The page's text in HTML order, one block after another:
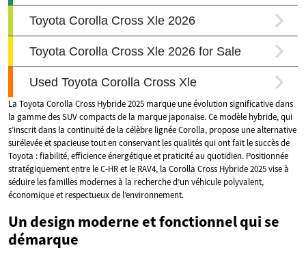
La Toyota Corolla Cross Hybride 2025 marque une évolution significative dans
la gamme des SUV compacts de la marque japonaise. Ce modèle hybride, qui
s’inscrit dans la continuité de la célèbre lignée Corolla, propose une alternative
surélevée et spacieuse tout en conservant les qualités qui ont fait le succès de
Toyota : fiabilité, efficience énergétique et praticité au quotidien. Positionnée
stratégiquement entre le C-HR et le RAV4, la Corolla Cross Hybride 2025 vise à
séduire les familles modernes à la recherche d’un véhicule polyvalent,
économique et respectueux de l’environnement.
Un design moderne et fonctionnel qui se
démarque